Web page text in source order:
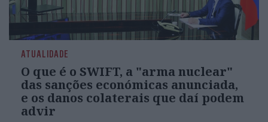
ATUALIDADE
O que é o SWIFT, a "arma nuclear"
das sanções económicas anunciada,
e os danos colaterais que daí podem
advir